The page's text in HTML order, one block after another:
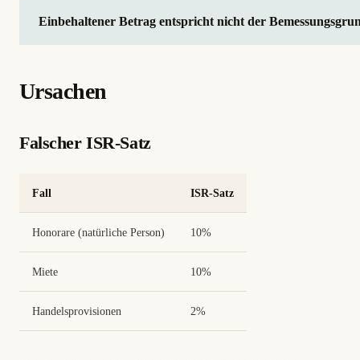
Einbehaltener Betrag entspricht nicht der
Ursachen
Falscher ISR-Satz
Fall ISR-Satz
Honorare (natürliche Person) 10%
Miete 10%
Handelsprovisionen 2%